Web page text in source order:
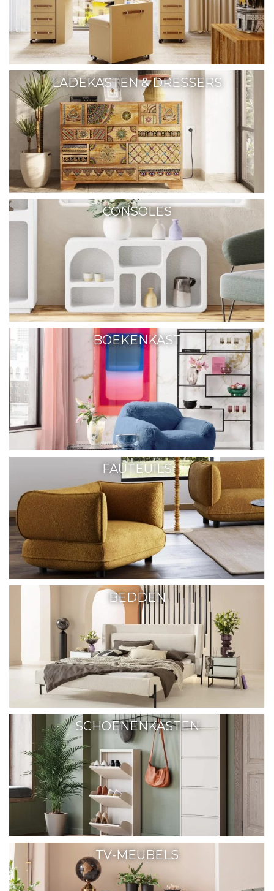
LADEKASTEN & DRESSERS
CONSOLES
BOEKENKAST
FAUTEUILS
BEDDEN
SCHOENENKASTEN
TV-MEUBELS